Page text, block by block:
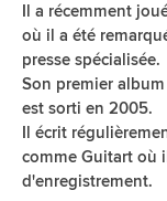
Il a récemment
où il a été
presse spécialisée.
Son premier
est sorti en 2005.
Il écrit
comme Guitart où
d'enregistrement.